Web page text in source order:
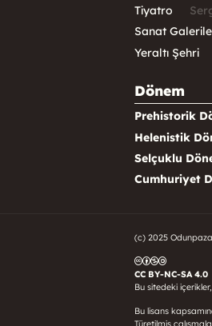
Tiyatro
Sanat
Yeraltı Şehri
Dönem
Prehistorik
Helenistik
Selçuklu
Cumhuriyet
(c) 2025
CC BY-NC-SA 4.0
Bu sitedeki içerikler,
Bu lisans
Türetilmiş